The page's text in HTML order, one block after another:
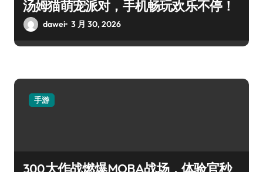
汤姆猫萌宠派对，手机畅玩欢乐不停！
dawei 3 月 30, 2026
手游
300大作战燃爆MOBA战场，体验官秒